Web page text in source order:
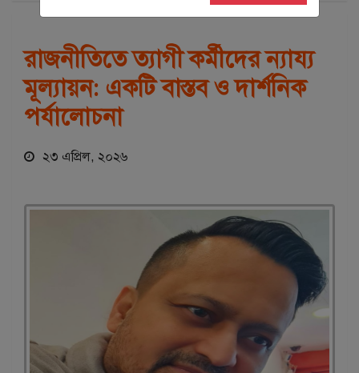
রাজনীতিতে ত্যাগী কর্মীদের ন্যায্য
মূল্যায়ন: একটি বাস্তব ও দার্শনিক
পর্যালোচনা
২৩ এপ্রিল, ২০২৬